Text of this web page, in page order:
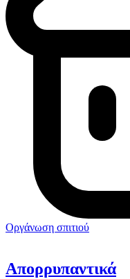
Οργάνωση σπιτιού
Απορρυπαντικά